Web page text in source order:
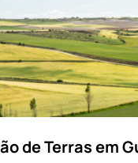
de Terras em